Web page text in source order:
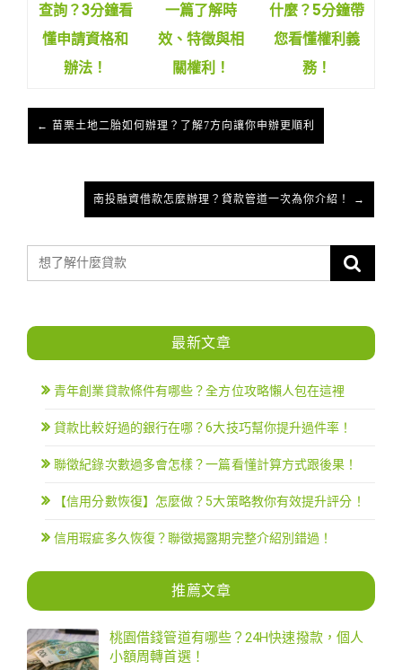
查詢？3分鐘看
懂申請資格和
辦法！
一篇了解時
效、特徵與相
關權利！
什麼？5分鐘帶
您看懂權利義
務！
← 苗栗土地二胎如何辦理？了解7方向讓你申辦更順利
南投融資借款怎麼辦理？貸款管道一次為你介紹！ →
最新文章
青年創業貸款條件有哪些？全方位攻略懶人包在這裡
貸款比較好過的銀行在哪？6大技巧幫你提升過件率！
聯徵紀錄次數過多會怎樣？一篇看懂計算方式跟後果！
【信用分數恢復】怎麼做？5大策略教你有效提升評分！
信用瑕疵多久恢復？聯徵揭露期完整介紹別錯過！
推薦文章
桃園借錢管道有哪些？24H快速撥款，個人
小額周轉首選！